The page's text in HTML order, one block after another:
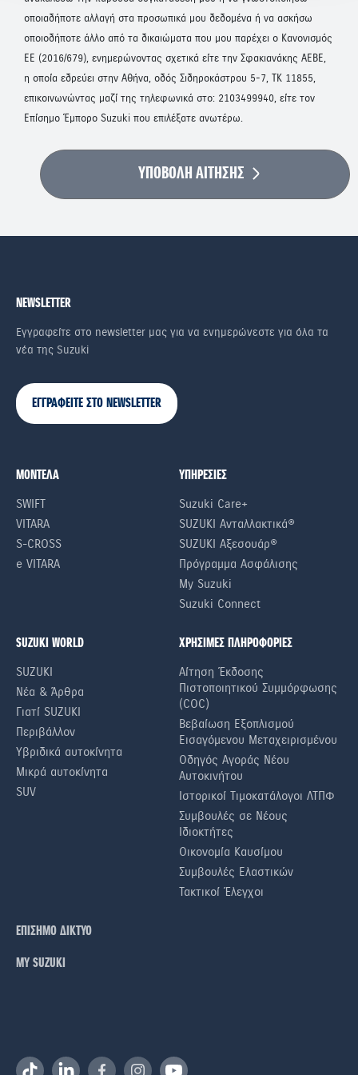
οποιαδήποτε αλλαγή στα προσωπικά μου δεδομένα ή να ασκήσω
οποιοδήποτε άλλο από τα δικαιώματα που μου παρέχει ο Κανονισμός
ΕΕ (2016/679), ενημερώνοντας σχετικά είτε την Σφακιανάκης ΑΕΒΕ,
η οποία εδρεύει στην Αθήνα, οδός Σιδηροκάστρου 5-7, ΤΚ 11855,
επικοινωνώντας μαζί της τηλεφωνικά στο: 2103499940, είτε τον
Επίσημο Έμπορο Suzuki που επιλέξατε ανωτέρω.
ΥΠΟΒΟΛΗ ΑΙΤΗΣΗΣ
NEWSLETTER
Εγγραφείτε στο newsletter μας για να ενημερώνεστε για όλα τα
νέα της Suzuki
ΕΓΓΡΑΦΕΙΤΕ ΣΤΟ NEWSLETTER
ΜΟΝΤΕΛΑ
SWIFT
VITARA
S-CROSS
e VITARA
ΥΠΗΡΕΣΙΕΣ
Suzuki Care+
SUZUKI Ανταλλακτικά®
SUZUKI Αξεσουάρ®
Πρόγραμμα Ασφάλισης
My Suzuki
Suzuki Connect
SUZUKI WORLD
SUZUKI
Νέα & Άρθρα
Γιατί SUZUKI
Περιβάλλον
Υβριδικά αυτοκίνητα
Μικρά αυτοκίνητα
SUV
ΧΡΗΣΙΜΕΣ ΠΛΗΡΟΦΟΡΙΕΣ
Αίτηση Έκδοσης
Πιστοποιητικού Συμμόρφωσης
(COC)
Βεβαίωση Εξοπλισμού
Εισαγόμενου Μεταχειρισμένου
Οδηγός Αγοράς Νέου
Αυτοκινήτου
Ιστορικοί Τιμοκατάλογοι ΛΤΠΦ
Συμβουλές σε Nέους
Iδιοκτήτες
Οικονομία Καυσίμου
Συμβουλές Ελαστικών
Τακτικοί Έλεγχοι
ΕΠΙΣΗΜΟ ΔΙΚΤΥΟ
ΜΥ SUZUKI